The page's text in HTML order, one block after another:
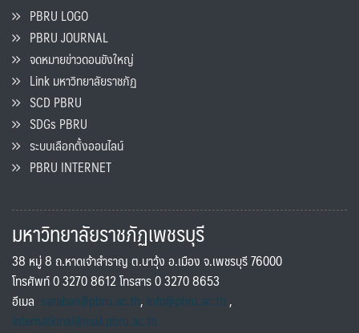
PBRU LOGO
PBRU JOURNAL
จดหมายข่าวดอนขังใหญ่
Link มหาวิทยาลัยราชภัฏ
SCD PBRU
SDGs PBRU
ระบบเลือกตั้งออนไลน์
PBRU INTERNET
มหาวิทยาลัยราชภัฏเพชรบุรี
38 หมู่ 8 ถ.หาดเจ้าสำราญ ต.นาวุ้ง อ.เมือง จ.เพชรบุรี 76000
โทรศัพท์ 0 3270 8612 โทรสาร 0 3270 8653
อีเมล saraban@pbru.ac.th, info@pbru.ac.th,
international@mail.pbru.ac.th